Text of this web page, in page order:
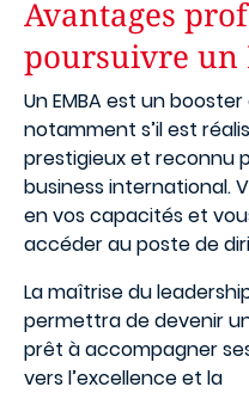
Avantages
poursuivre un
Un EMBA est un
notamment s’il est
prestigieux et reconnu
business international.
en vos capacités et
accéder au poste de
La maîtrise du
permettra de devenir
prêt à accompagner
vers l’excellence et la